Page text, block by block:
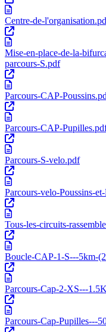
Centre-de-
Mise-en-place-de-la-
parcours-S.pdf
Parcours-CAP-
Parcours-CAP-
Parcours-S-velo.pdf
Parcours-velo-Poussins-
Tous-les-circuits-
Boucle-CAP-1-S---5km-
Parcours-Cap-2-XS---
Parcours-Cap-Pupilles---